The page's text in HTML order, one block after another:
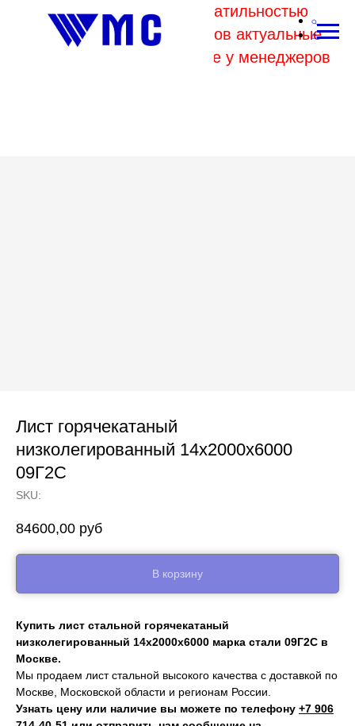
В связи с высокой волатильностью
отпускных цен комбинатов актуальные
цены на металл уточняйте у менеджеров
Лист горячекатаный
низколегированный 14х2000х6000
09Г2С
SKU:
84600,00 руб
В корзину
Купить лист стальной горячекатаный
низколегированный 14х2000х6000 марка стали 09Г2С в
Москве.
Мы продаем лист стальной высокого качества с доставкой по
Москве, Московской области и регионам России.
Узнать цену или наличие вы можете по телефону +7 906